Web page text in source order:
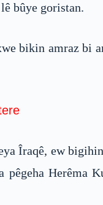
bûye goristan.
bikin amraz bi
Îraqê, ew
Herêma